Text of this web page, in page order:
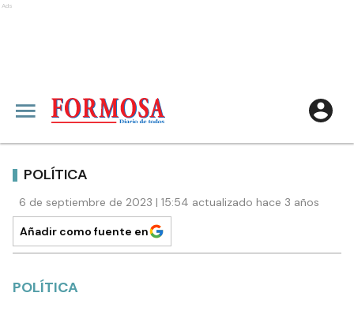
Ads
POLÍTICA
6 de septiembre de 2023 | 15:54 actualizado hace 3 años
Añadir como fuente en
POLÍTICA